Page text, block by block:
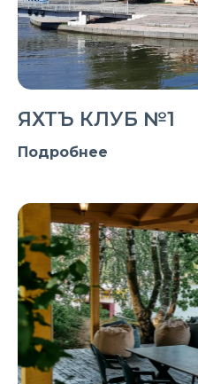
ЯХТЪ КЛУБ №1
Подробнее